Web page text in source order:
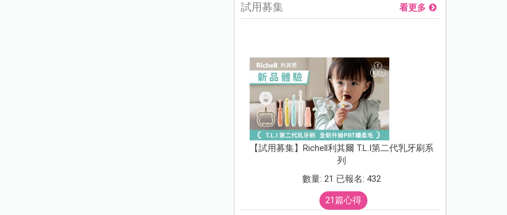
試用募集 看更多
【試用募集】Richell利其爾 T.L.I第二代乳牙刷系
列
數量: 21 已報名: 432
21篇心得